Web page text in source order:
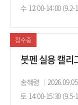
사
의
간
수 12:00-14:00 (9.2-
접수중
붓펜 실용 캘리
강
사
송혜령
강
의
토 14:00-15:30 (9.5-